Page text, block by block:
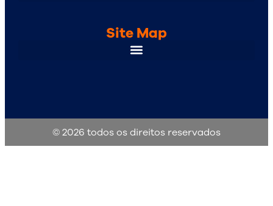
Site Map
© 2026 todos os direitos reservados